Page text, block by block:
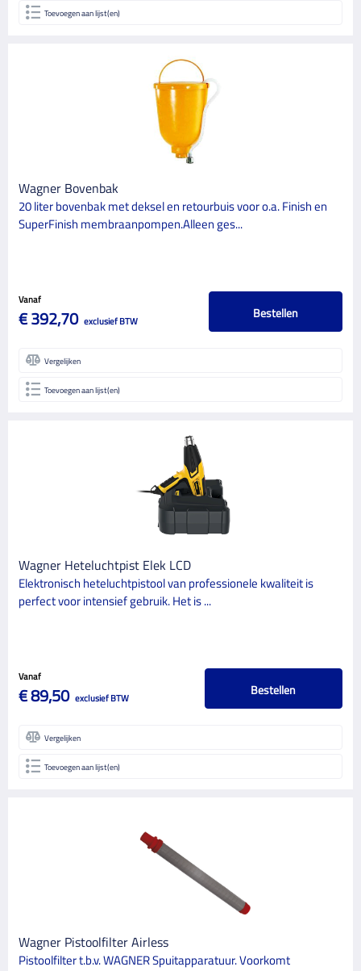
Toevoegen aan lijst(en)
Wagner Bovenbak
20 liter bovenbak met deksel en retourbuis voor o.a. Finish en
SuperFinish membraanpompen.Alleen ges...
Vanaf
€ 392,70 exclusief BTW Bestellen
Vergelijken
Toevoegen aan lijst(en)
Wagner Heteluchtpist Elek LCD
Elektronisch heteluchtpistool van professionele kwaliteit is
perfect voor intensief gebruik. Het is ...
Vanaf
€ 89,50 exclusief BTW Bestellen
Vergelijken
Toevoegen aan lijst(en)
Wagner Pistoolfilter Airless
Pistoolfilter t.b.v. WAGNER Spuitapparatuur. Voorkomt